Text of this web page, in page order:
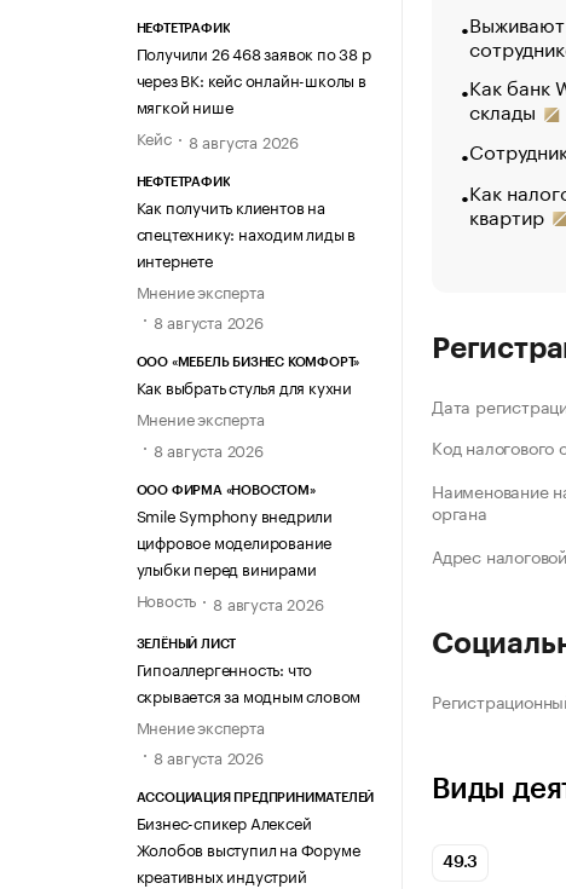
НЕФТЕТРАФИК
Получили 26 468 заявок по 38 р
через ВК: кейс онлайн-школы в
мягкой нише
Кейс
8 августа 2026
НЕФТЕТРАФИК
Как получить клиентов на
спецтехнику: находим лиды в
интернете
Мнение эксперта
8 августа 2026
ООО «МЕБЕЛЬ БИЗНЕС КОМФОРТ»
Как выбрать стулья для кухни
Мнение эксперта
8 августа 2026
ООО ФИРМА «НОВОСТОМ»
Smile Symphony внедрили
цифровое моделирование
улыбки перед винирами
Новость
8 августа 2026
ЗЕЛЁНЫЙ ЛИСТ
Гипоаллергенность: что
скрывается за модным словом
Мнение эксперта
8 августа 2026
АССОЦИАЦИЯ ПРЕДПРИНИМАТЕЛЕЙ
Бизнес-спикер Алексей
Жолобов выступил на Форуме
креативных индустрий
Как банк
склады
Как
квартир
Дата
Код налогового
Наименование
органа
Адрес налоговой
Виды
49.3